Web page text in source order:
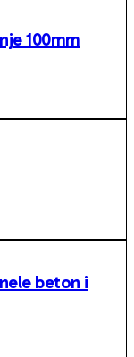
100mm
beton i